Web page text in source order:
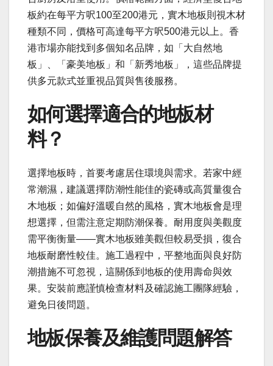
板約在每平方呎100至200港元，實木地板則視木材
種類不同，價格可高達每平方呎500港元以上。香
港市場亦能找到多個知名品牌，如「大自然地
板」、「豪美地板」和「新秀地板」，這些品牌提
供多元款式並重視品質與售後服務。
如何選擇適合的地板材
料？
選擇地板時，首要考慮居住環境與需求。若家中經
常潮濕，建議選擇防潮性能佳的瓷磚或高質量復合
木地板；如偏好溫暖自然的風格，實木地板會是理
想選擇，但需注意定期防潮保養。耐用度與美觀度
需平衡衡量——實木地板雖美觀但較易受損，復合
地板耐磨性較佳。施工過程中，平整地面與良好防
潮措施不可忽視，這關係到地板的使用壽命與效
果。安裝前應謹慎檢查材料及確認施工團隊經驗，
避免日後問題。
地板保養及維護問題解答